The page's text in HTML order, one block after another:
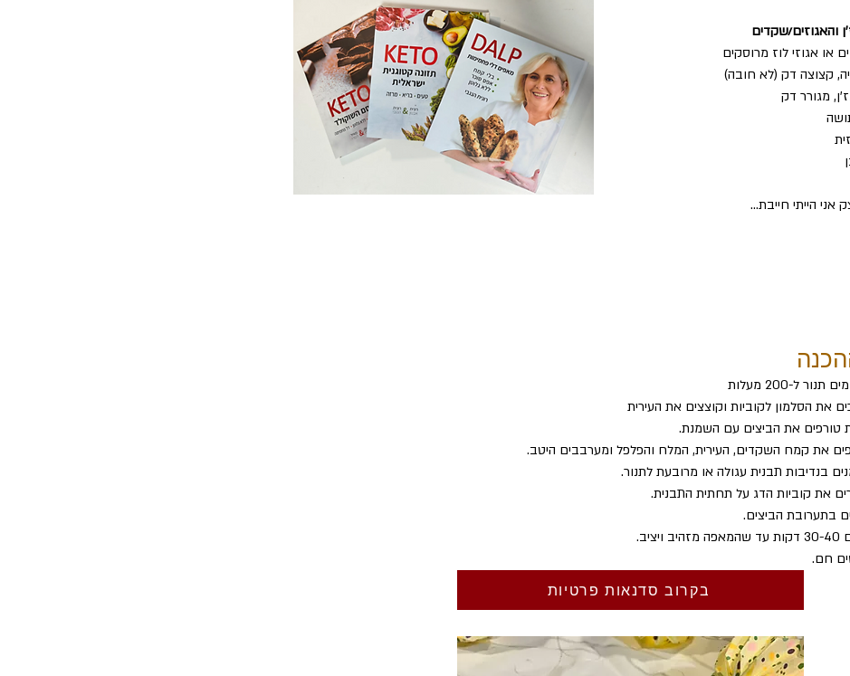
והאגוזים/שקדים
אני הייתי חייבת...
ל-200 מעלות
את הסלמון לקוביות וקוצצים את העירית
טורפים את הביצים עם השמנת.
את קמח השקדים, העירית, המלח והפלפל ומערבבים היטב.
בנדיבות תבנית עגולה או מרובעת לתנור.
את קוביות הדג על תחתית התבנית.
בתערובת הביצים.
חם.
בקרוב סדנאות פרטיות